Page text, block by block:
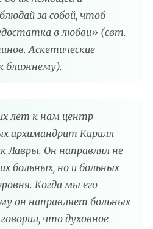
за собой, чтоб
в любви» (свт.
Аскетические
ближнему).
лет к нам центр
архимандрит Кирилл
Лавры. Он направлял не
больных, но и больных
Когда мы его
он направляет больных
что духовное